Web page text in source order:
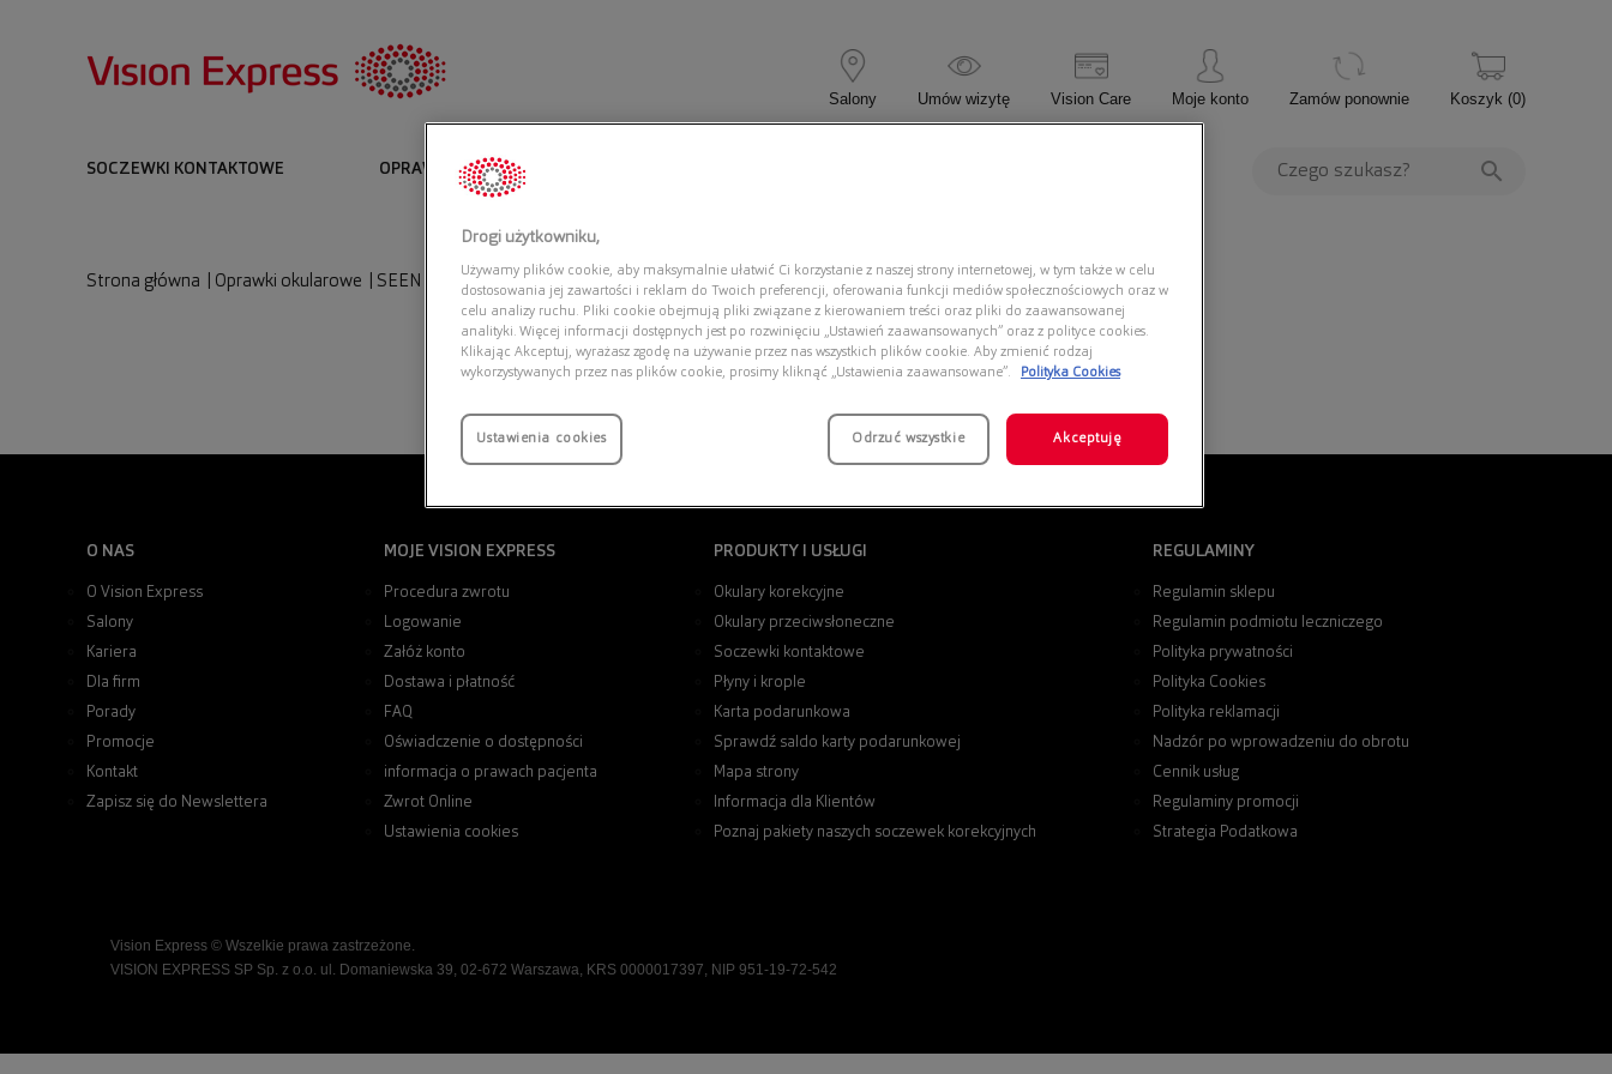
Salony Umów wizytę Vision Care Moje konto Zamów ponownie Koszyk (0)
SOCZEWKI KONTAKTOWE OPRAWKI I OKULARY KOREKCYJNE
Strona główna Oprawki okularowe SEEN SNCM18 HH
O NAS
O Vision Express
Salony
Kariera
Dla firm
Porady
Promocje
Kontakt
Zapisz się do Newslettera
MOJE VISION EXPRESS
Procedura zwrotu
Logowanie
Załóż konto
Dostawa i płatność
FAQ
Oświadczenie o dostępności
informacja o prawach pacjenta
Zwrot Online
Ustawienia cookies
PRODUKTY I USŁUGI
Okulary korekcyjne
Okulary przeciwsłoneczne
Soczewki kontaktowe
Płyny i krople
Karta podarunkowa
Sprawdź saldo karty podarunkowej
Mapa strony
Informacja dla Klientów
Poznaj pakiety naszych soczewek korekcyjnych
REGULAMINY
Regulamin sklepu
Regulamin podmiotu leczniczego
Polityka prywatności
Polityka Cookies
Polityka reklamacji
Nadzór po wprowadzeniu do obrotu
Cennik usług
Regulaminy promocji
Strategia Podatkowa
Vision Express © Wszelkie prawa zastrzeżone.
VISION EXPRESS SP Sp. z o.o. ul. Domaniewska 39, 02-672 Warszawa, KRS 0000017397, NIP 951-19-72-542
Drogi użytkowniku,
Używamy plików cookie, aby maksymalnie ułatwić Ci korzystanie z naszej strony internetowej, w tym także w celu
dostosowania jej zawartości i reklam do Twoich preferencji, oferowania funkcji mediów społecznościowych oraz w
celu analizy ruchu. Pliki cookie obejmują pliki związane z kierowaniem treści oraz pliki do zaawansowanej
analityki. Więcej informacji dostępnych jest po rozwinięciu „Ustawień zaawansowanych” oraz z polityce cookies.
Klikając Akceptuj, wyrażasz zgodę na używanie przez nas wszystkich plików cookie. Aby zmienić rodzaj
wykorzystywanych przez nas plików cookie, prosimy kliknąć „Ustawienia zaawansowane”.
Polityka Cookies
Ustawienia cookies Odrzuć wszystkie Akceptuję